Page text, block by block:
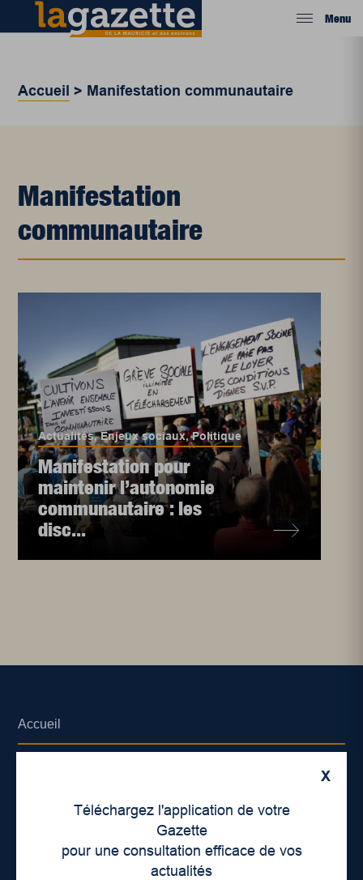
Menu
Accueil > Manifestation communautaire
Manifestation
communautaire
Actualités,Enjeux sociaux,Politique
Manifestation pour
maintenir l’autonomie
communautaire : les
disc...
X
Téléchargez l'application de votre
Gazette
pour une consultation efficace de vos
actualités
Accueil
Déontologie et confidentialité